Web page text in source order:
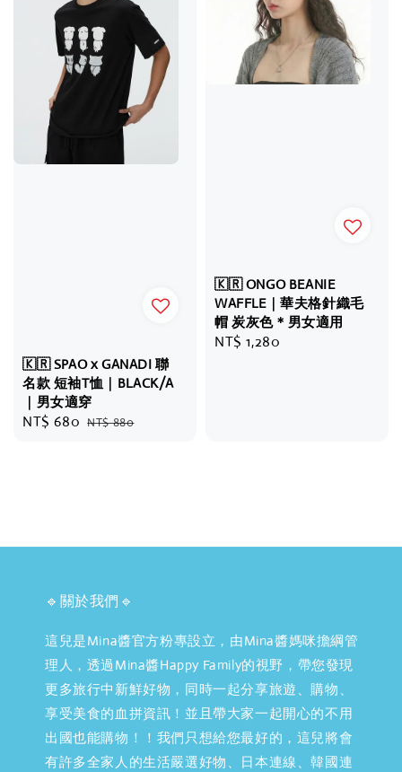
🇰🇷 SPAO x GANADI 聯
名款 短袖T恤｜BLACK/A
｜男女適穿
Sale
NT$ 680 Regular
NT$ 880
🇰🇷 ONGO BEANIE
WAFFLE｜華夫格針織毛
帽 炭灰色＊男女適用
Regular
NT$ 1,280
🔹關於我們🔹
這兒是Mina醬官方粉專設立，由Mina醬媽咪擔綱管
理人，透過Mina醬Happy Family的視野，帶您發現
更多旅行中新鮮好物，同時一起分享旅遊、購物、
享受美食的血拼資訊！並且帶大家一起開心的不用
出國也能購物！！我們只想給您最好的，這兒將會
有許多全家人的生活嚴選好物、日本連線、韓國連